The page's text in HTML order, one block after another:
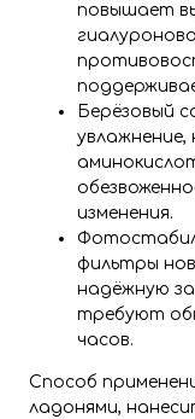
повышает
Берёзовый
изменения.
фильтры
надёжную
требуют
часов.
Способ
ладонями,